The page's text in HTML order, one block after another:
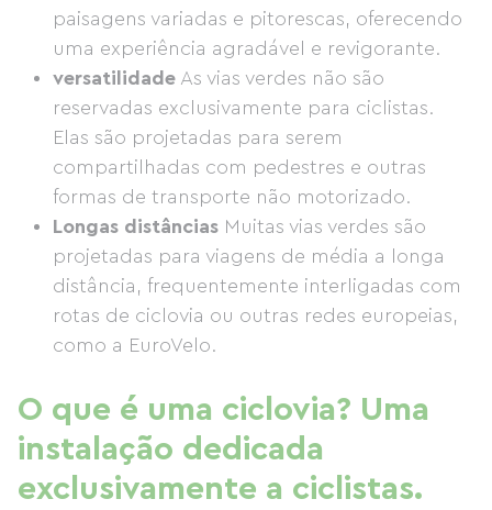
paisagens variadas e pitorescas, oferecendo
uma experiência agradável e revigorante.
versatilidade As vias verdes não são
reservadas exclusivamente para ciclistas.
Elas são projetadas para serem
compartilhadas com pedestres e outras
formas de transporte não motorizado.
Longas distâncias Muitas vias verdes são
projetadas para viagens de média a longa
distância, frequentemente interligadas com
rotas de ciclovia ou outras redes europeias,
como a EuroVelo.
O que é uma ciclovia? Uma
instalação dedicada
exclusivamente a ciclistas.